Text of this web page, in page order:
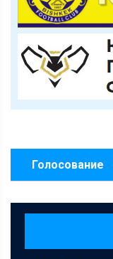
Голосование